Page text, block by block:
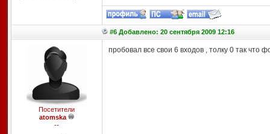
#6 Добавлено: 20 сентября 2009 12:16
Посетители
atomska
--
пробовал все свои 6 входов , толку 0 так что